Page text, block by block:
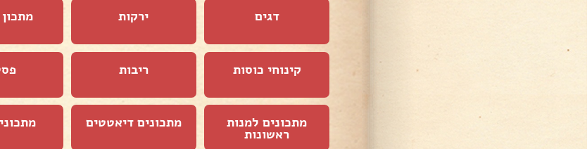
דגים ירקות
קינוחי כוסות ריבות
מתכונים למנות
ראשונות
מתכונים דיאטטים